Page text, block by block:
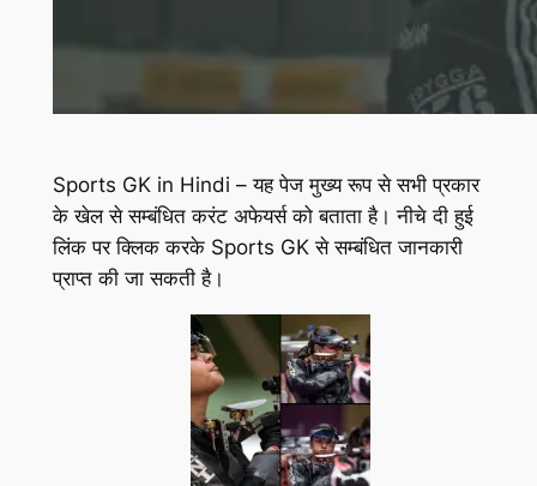
Sports GK in Hindi – यह पेज मुख्य रूप से सभी प्रकार
के खेल से सम्बंधित करंट अफेयर्स को बताता है। नीचे दी हुई
लिंक पर क्लिक करके Sports GK से सम्बंधित जानकारी
प्राप्तकी जा सकती है।